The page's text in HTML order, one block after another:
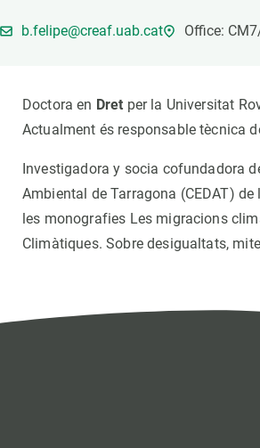
b.felipe@creaf.uab.cat Office:
Doctora en Dret per la Universitat
Actualment és responsable tècnica
Investigadora y socia cofundadora
Ambiental de Tarragona (CEDAT)
les monografies Les migracions
Climàtiques. Sobre desigualtats,
Infraestructures
Ciència oberta i gestió del